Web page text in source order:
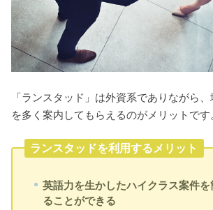
「ランスタッド」は外資系でありながら
を多く案内してもらえるのがメリットです
ランスタッドを利用するメリット
英語力を生かしたハイクラス案件
ることができる